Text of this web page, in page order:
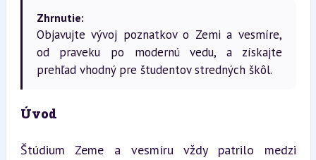
Zhrnutie:
Objavujte vývoj poznatkov o Zemi a vesmíre,
od praveku po modernú vedu, a získajte
prehľad vhodný pre študentov stredných škôl.
Úvod
Štúdium Zeme a vesmíru vždy patrilo medzi